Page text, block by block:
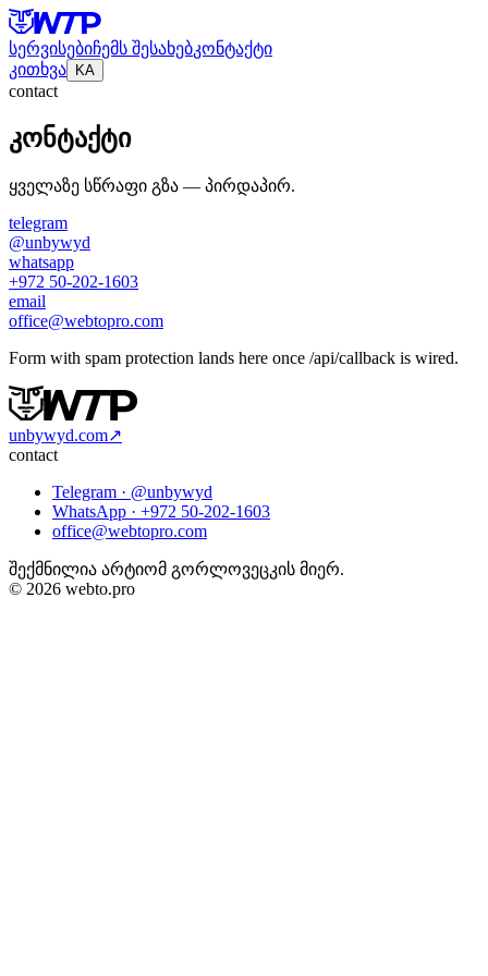
სერვისებიჩემს შესახებკონტაქტი
კითხვა
KA
contact
კონტაქტი
ყველაზე სწრაფი გზა — პირდაპირ.
telegram
@unbywyd
whatsapp
+972 50-202-1603
email
office@webtopro.com
Form with spam protection lands here once /api/callback is wired.
unbywyd.com↗
contact
Telegram · @unbywyd
WhatsApp · +972 50-202-1603
office@webtopro.com
შექმნილია არტიომ გორლოვეცკის მიერ.
© 2026 webto.pro